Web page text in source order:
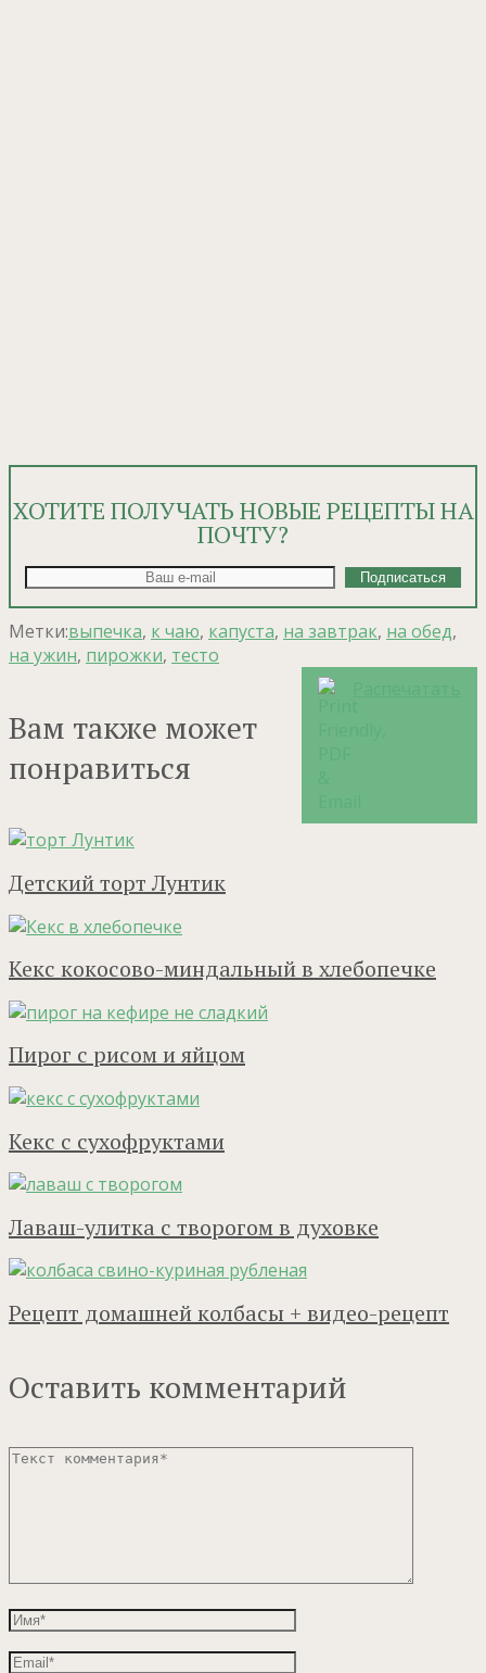
ХОТИТЕ ПОЛУЧАТЬ НОВЫЕ РЕЦЕПТЫ НА
ПОЧТУ?
Метки:выпечка, к чаю, капуста, на завтрак, на обед,
на ужин, пирожки, тесто
Вам также может
понравиться
Детский торт Лунтик
Кекс кокосово-миндальный в хлебопечке
Пирог с рисом и яйцом
Кекс с сухофруктами
Лаваш-улитка с творогом в духовке
Рецепт домашней колбасы + видео-рецепт
Оставить комментарий